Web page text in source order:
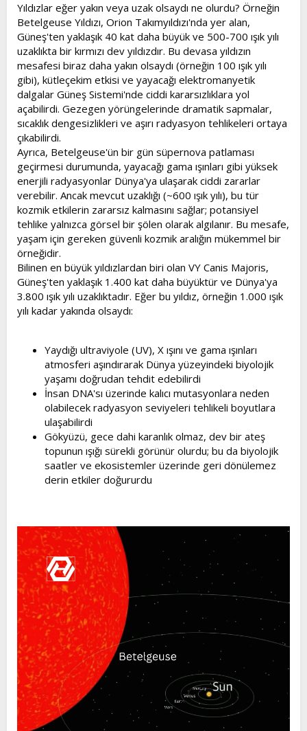
Yıldızlar eğer yakın veya uzak olsaydı ne olurdu? Örneğin
Betelgeuse Yıldızı, Orion Takımyıldızı'nda yer alan,
Güneş'ten yaklaşık 40 kat daha büyük ve 500-700 ışık yılı
uzaklıkta bir kırmızı dev yıldızdır. Bu devasa yıldızın
mesafesi biraz daha yakın olsaydı (örneğin 100 ışık yılı
gibi), kütleçekim etkisi ve yayacağı elektromanyetik
dalgalar Güneş Sistemi'nde ciddi kararsızlıklara yol
açabilirdi. Gezegen yörüngelerinde dramatik sapmalar,
sıcaklık dengesizlikleri ve aşırı radyasyon tehlikeleri ortaya
çıkabilirdi.
Ayrıca, Betelgeuse'ün bir gün süpernova patlaması
geçirmesi durumunda, yayacağı gama ışınları gibi yüksek
enerjili radyasyonlar Dünya'ya ulaşarak ciddi zararlar
verebilir. Ancak mevcut uzaklığı (~600 ışık yılı), bu tür
kozmik etkilerin zararsız kalmasını sağlar; potansiyel
tehlike yalnızca görsel bir şölen olarak algılanır. Bu mesafe,
yaşam için gereken güvenli kozmik aralığın mükemmel bir
örneğidir.
Bilinen en büyük yıldızlardan biri olan VY Canis Majoris,
Güneş'ten yaklaşık 1.400 kat daha büyüktür ve Dünya'ya
3.800 ışık yılı uzaklıktadır. Eğer bu yıldız, örneğin 1.000 ışık
yılı kadar yakında olsaydı:
Yaydığı ultraviyole (UV), X ışını ve gama ışınları
atmosferi aşındırarak Dünya yüzeyindeki biyolojik
yaşamı doğrudan tehdit edebilirdi
İnsan DNA'sı üzerinde kalıcı mutasyonlara neden
olabilecek radyasyon seviyeleri tehlikeli boyutlara
ulaşabilirdi
Gökyüzü, gece dahi karanlık olmaz, dev bir ateş
topunun ışığı sürekli görünür olurdu; bu da biyolojik
saatler ve ekosistemler üzerinde geri dönülemez
derin etkiler doğururdu